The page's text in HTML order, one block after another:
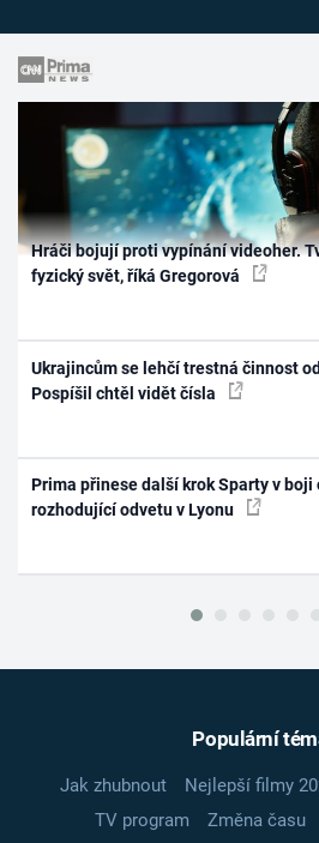
Hráči bojují proti vypínání videoher.
fyzický svět, říká Gregorová
Ukrajincům se lehčí trestná činnost
Pospíšil chtěl vidět čísla
Prima přinese další krok Sparty v boji
rozhodující odvetu v Lyonu
Populární
Jak zhubnout Nejlepší filmy
TV program
Změna času